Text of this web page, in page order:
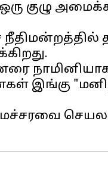
குழு
இங்கு